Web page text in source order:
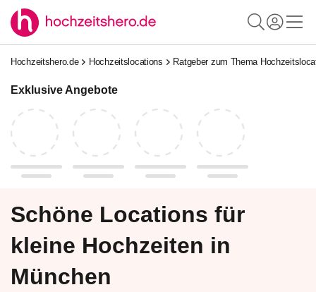
Hochzeitshero.de Hochzeitslocations Ratgeber zum Thema
Exklusive Angebote
Schöne Locations für
kleine Hochzeiten in
München